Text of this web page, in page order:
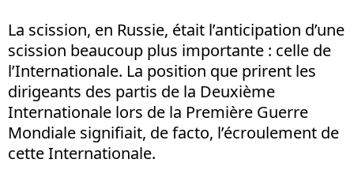
La scission, en Russie, était l’anticipation d’une
scission beaucoup plus importante : celle de
l’Internationale. La position que prirent les
dirigeants des partis de la Deuxième
Internationale lors de la Première Guerre
Mondiale signifiait, de facto, l’écroulement de
cette Internationale.